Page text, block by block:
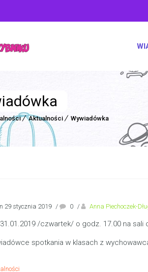
Aktualności Wywiadówka
29 stycznia 2019 / 0 / Anna Piechoczek-
/czwartek/ o godz. 17.00 na sali
spotkania w klasach z